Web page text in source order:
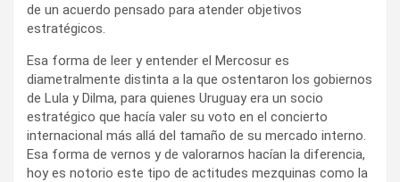
de un acuerdo pensado para atender objetivos
estratégicos.
Esa forma de leer y entender el Mercosur es
diametralmente distinta a la que ostentaron los gobiernos
de Lula y Dilma, para quienes Uruguay era un socio
estratégico que hacía valer su voto en el concierto
internacional más allá del tamaño de su mercado interno.
Esa forma de vernos y de valorarnos hacían la diferencia,
hoy es notorio este tipo de actitudes mezquinas como la